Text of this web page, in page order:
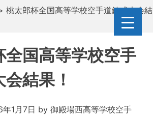
桃太郎杯全国高等学校空手道錬成大会結
全国高等学校空手
結果！
1月7日 by 御殿場西高等学校空手